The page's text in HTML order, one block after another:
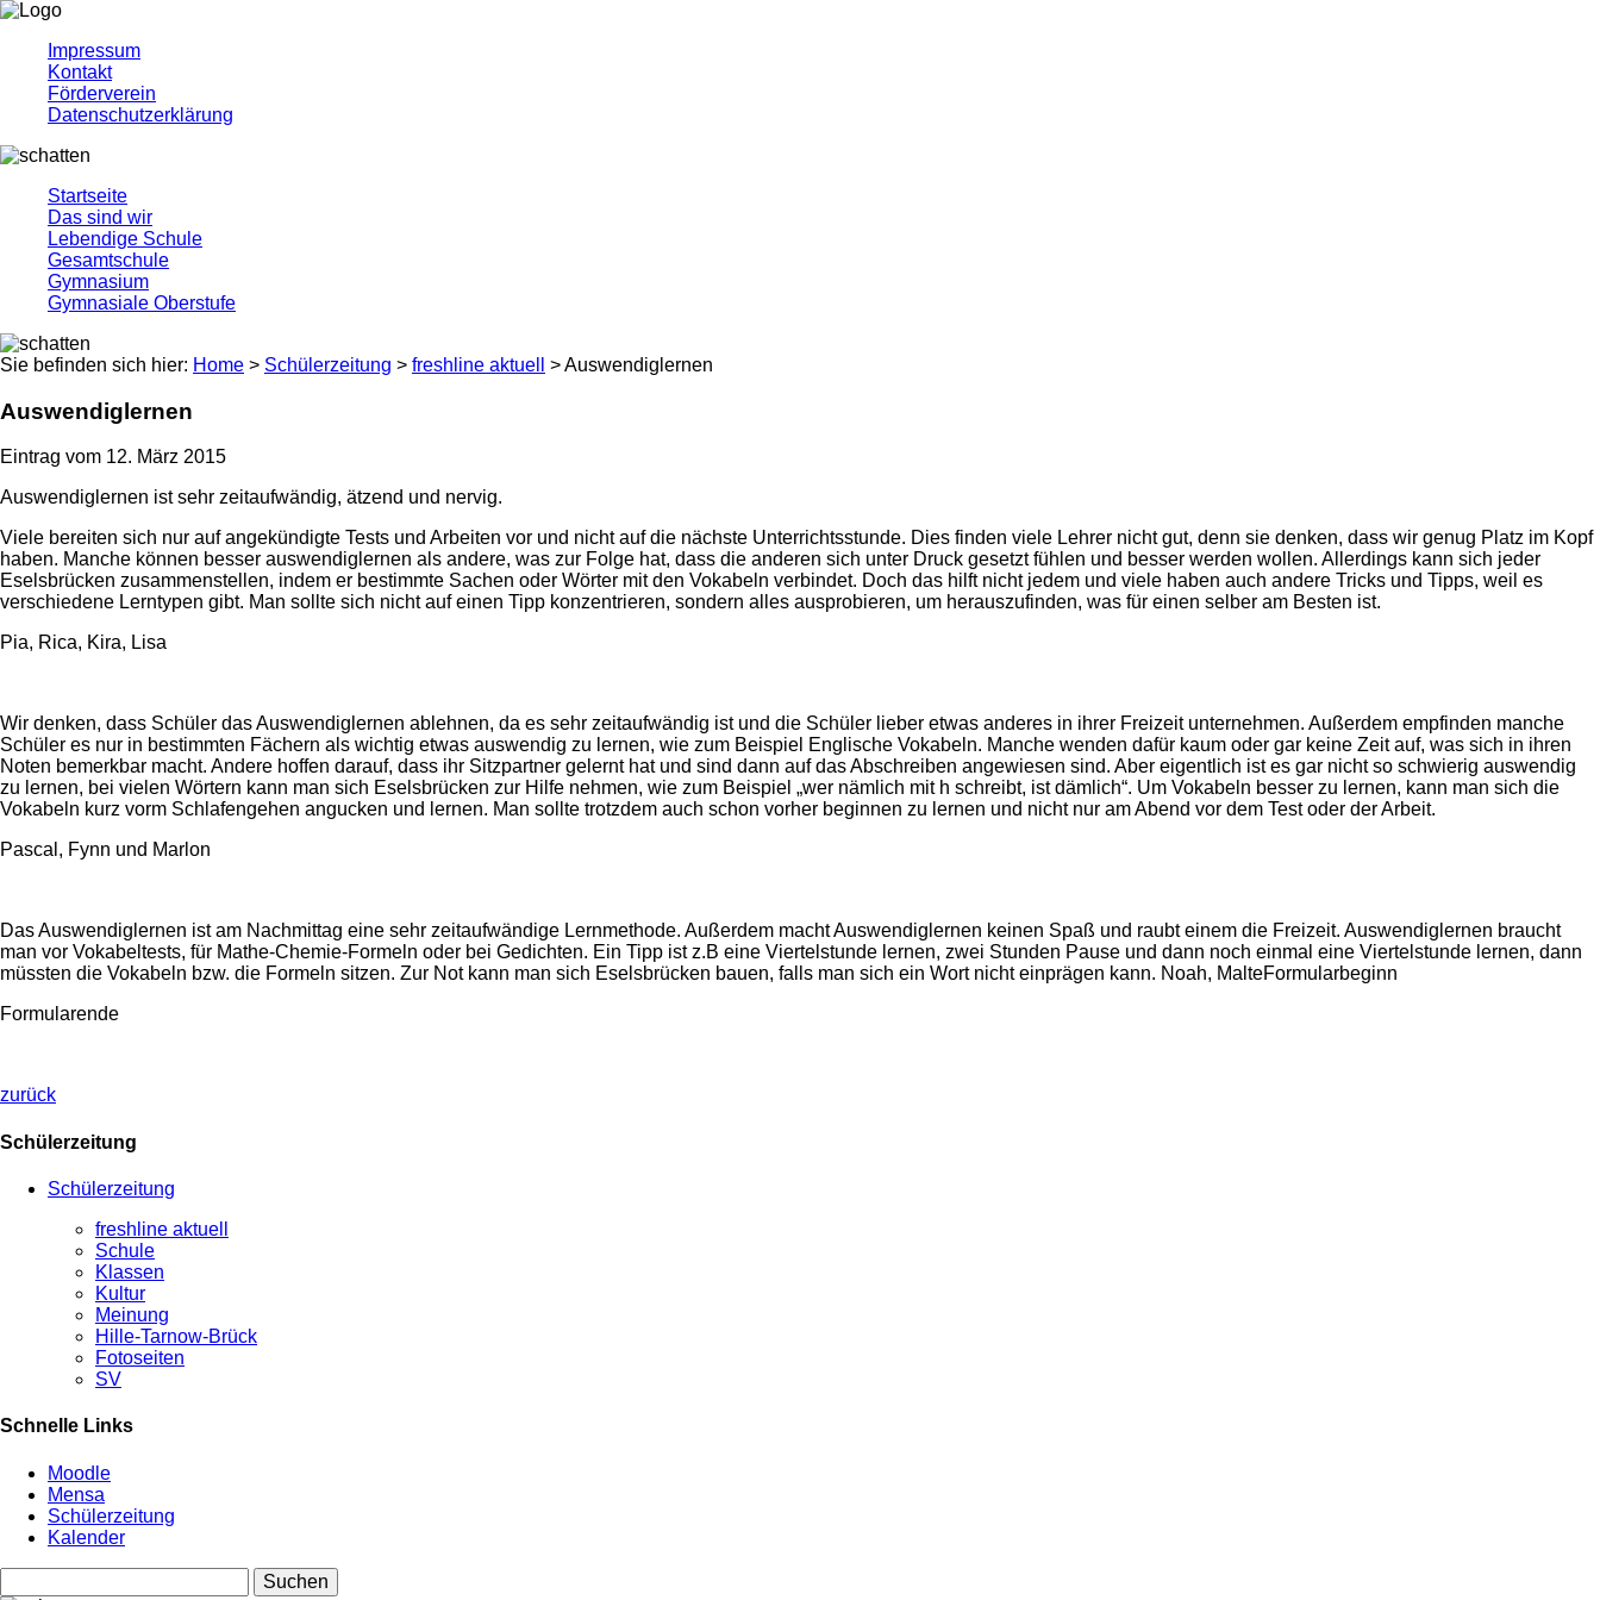
Impressum
Kontakt
Förderverein
Datenschutzerklärung
Startseite
Das sind wir
Lebendige Schule
Gesamtschule
Gymnasium
Gymnasiale Oberstufe
Sie befinden sich hier: Home > Schülerzeitung > freshline aktuell > Auswendiglernen
Auswendiglernen
Eintrag vom 12. März 2015
Auswendiglernen ist sehr zeitaufwändig, ätzend und nervig.
Viele bereiten sich nur auf angekündigte Tests und Arbeiten vor und nicht auf die nächste Unterrichtsstunde. Dies finden viele Lehrer nicht gut, denn sie denken, dass wir genug Platz im Kopf
haben. Manche können besser auswendiglernen als andere, was zur Folge hat, dass die anderen sich unter Druck gesetzt fühlen und besser werden wollen. Allerdings kann sich jeder
Eselsbrücken zusammenstellen, indem er bestimmte Sachen oder Wörter mit den Vokabeln verbindet. Doch das hilft nicht jedem und viele haben auch andere Tricks und Tipps, weil es
verschiedene Lerntypen gibt. Man sollte sich nicht auf einen Tipp konzentrieren, sondern alles ausprobieren, um herauszufinden, was für einen selber am Besten ist.
Pia, Rica, Kira, Lisa
Wir denken, dass Schüler das Auswendiglernen ablehnen, da es sehr zeitaufwändig ist und die Schüler lieber etwas anderes in ihrer Freizeit unternehmen. Außerdem empfinden manche
Schüler es nur in bestimmten Fächern als wichtig etwas auswendig zu lernen, wie zum Beispiel Englische Vokabeln. Manche wenden dafür kaum oder gar keine Zeit auf, was sich in ihren
Noten bemerkbar macht. Andere hoffen darauf, dass ihr Sitzpartner gelernt hat und sind dann auf das Abschreiben angewiesen sind. Aber eigentlich ist es gar nicht so schwierig auswendig
zu lernen, bei vielen Wörtern kann man sich Eselsbrücken zur Hilfe nehmen, wie zum Beispiel „wer nämlich mit h schreibt, ist dämlich“. Um Vokabeln besser zu lernen, kann man sich die
Vokabeln kurz vorm Schlafengehen angucken und lernen. Man sollte trotzdem auch schon vorher beginnen zu lernen und nicht nur am Abend vor dem Test oder der Arbeit.
Pascal, Fynn und Marlon
Das Auswendiglernen ist am Nachmittag eine sehr zeitaufwändige Lernmethode. Außerdem macht Auswendiglernen keinen Spaß und raubt einem die Freizeit. Auswendiglernen braucht
man vor Vokabeltests, für Mathe-Chemie-Formeln oder bei Gedichten. Ein Tipp ist z.B eine Viertelstunde lernen, zwei Stunden Pause und dann noch einmal eine Viertelstunde lernen, dann
müssten die Vokabeln bzw. die Formeln sitzen. Zur Not kann man sich Eselsbrücken bauen, falls man sich ein Wort nicht einprägen kann. Noah, MalteFormularbeginn
Formularende
zurück
Schülerzeitung
Schülerzeitung
freshline aktuell
Schule
Klassen
Kultur
Meinung
Hille-Tarnow-Brück
Fotoseiten
SV
Schnelle Links
Moodle
Mensa
Schülerzeitung
Kalender